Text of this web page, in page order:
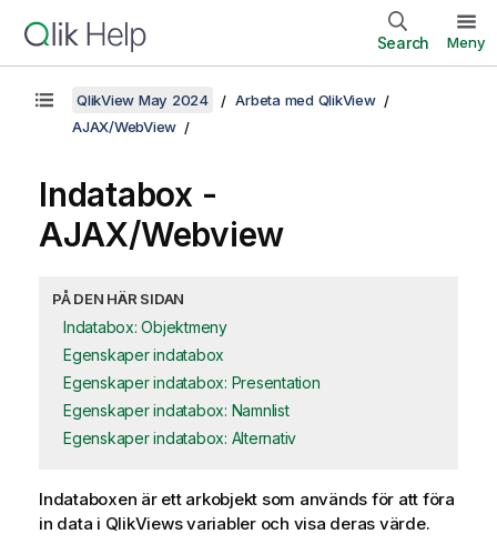
Search Meny
QlikView May 2024
Arbeta med QlikView
AJAX/WebView
Indatabox -
AJAX/Webview
PÅ DEN HÄR SIDAN
Indatabox: Objektmeny
Egenskaper indatabox
Egenskaper indatabox: Presentation
Egenskaper indatabox: Namnlist
Egenskaper indatabox: Alternativ
Indataboxen är ett arkobjekt som används för att föra
in data i QlikViews variabler och visa deras värde.